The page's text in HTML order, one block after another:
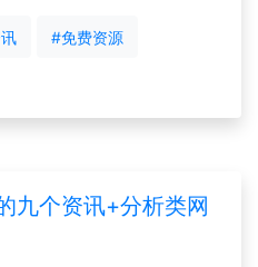
#免费资源
九个资讯+分析类网